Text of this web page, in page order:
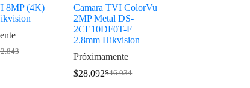
8MP (4K)
Camara TVI ColorVu
2MP Metal DS-
2CE10DF0T-F
2.8mm Hikvision
Próximamente
$46.034
$28.092